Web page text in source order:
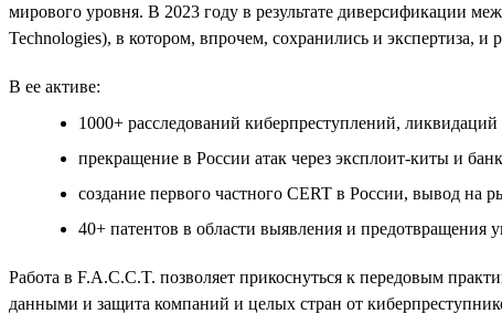
мирового уровня. В 2023 году в результате диверсификации
Technologies), в котором, впрочем, сохранились и экспертиза, и
В ее активе:
1000+ расследований киберпреступлений,
прекращение в России атак через эксплоит-киты и
создание первого частного СERT в России, вывод
40+ патентов в области выявления и предотвращения
Работа в F.A.C.C.T. позволяет прикоснуться к передовым
данными и защита компаний и целых стран от